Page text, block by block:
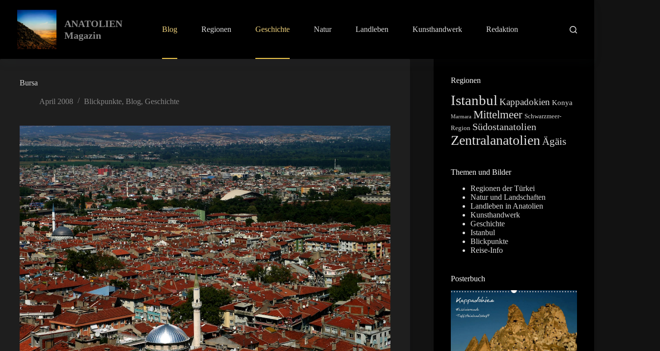
springen
ANATOLIEN
Magazin
Blog Regionen Geschichte Natur Landleben Kunsthandwerk Redaktion
Bursa
April 2008 Blickpunkte, Blog, Geschichte
Regionen
Istanbul Kappadokien Konya
Marmara Mittelmeer Schwarzmeer-
Region Südostanatolien
Zentralanatolien Ägäis
Themen und Bilder
Regionen der Türkei
Natur und Landschaften
Landleben in Anatolien
Kunsthandwerk
Geschichte
Istanbul
Blickpunkte
Reise-Info
Posterbuch